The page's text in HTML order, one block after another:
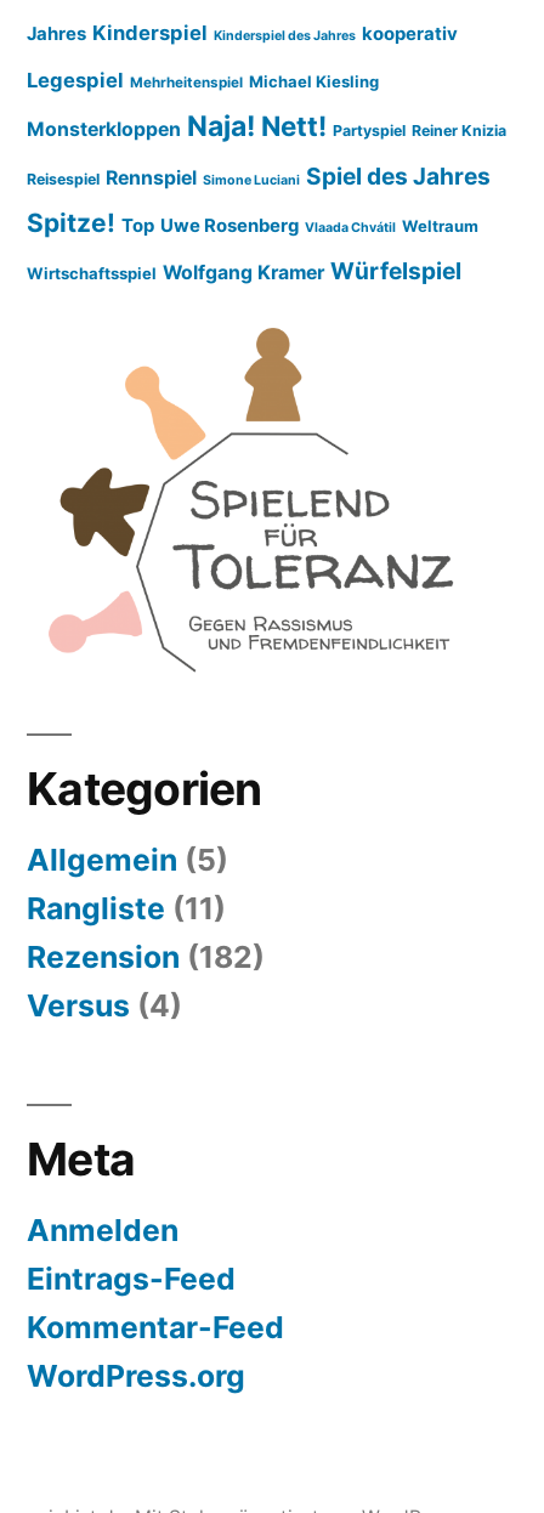
Jahres Kinderspiel Kinderspiel des Jahres kooperativ
Legespiel Mehrheitenspiel Michael Kiesling
Monsterkloppen Naja! Nett! Partyspiel Reiner Knizia
Reisespiel Rennspiel Simone Luciani Spiel des Jahres
Spitze! Top Uwe Rosenberg Vlaada Chvátil Weltraum
Wirtschaftsspiel Wolfgang Kramer Würfelspiel
Kategorien
Allgemein (5)
Rangliste (11)
Rezension (182)
Versus (4)
Meta
Anmelden
Eintrags-Feed
Kommentar-Feed
WordPress.org